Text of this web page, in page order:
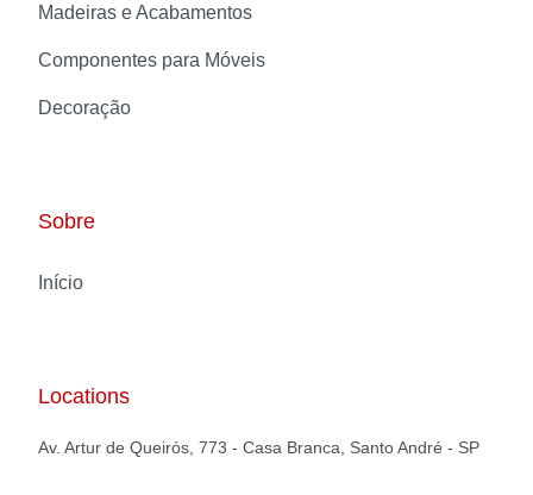
Madeiras e Acabamentos
Componentes para Móveis
Decoração
Sobre
Início
Locations
Av. Artur de Queirós, 773 - Casa Branca, Santo André - SP